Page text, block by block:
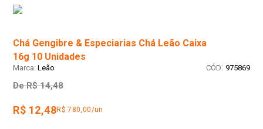
Chá Gengibre & Especiarias Chá Leão Caixa
16g 10 Unidades
Leão : 975869
De R$ 14,48
R$ 12,48R$ 780,00/un